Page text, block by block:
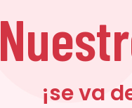
¡se va